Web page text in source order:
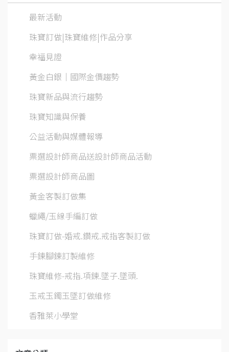
最新活動
珠寶訂做|珠寶維修|作品分享
幸福見證
黃金白銀│國際金價趨勢
珠寶新品與流行趨勢
珠寶知識與保養
公益活動與媒體報導
票選設計師商品送設計師商品活動
票選設計師商品圖
黃金客製訂做集
蠟繩/玉線手編訂做
珠寶訂做-婚戒.鑽戒.戒指客製訂做
手鍊腳鍊訂製維修
珠寶維修-戒指.項鍊.墜子.墜頭.
玉戒玉鐲玉墜訂做維修
香雅萊小學堂